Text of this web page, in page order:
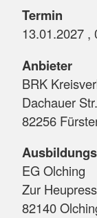
Termin
Anbieter
BRK
Dachauer
82256
EG Olching
Zur
82140